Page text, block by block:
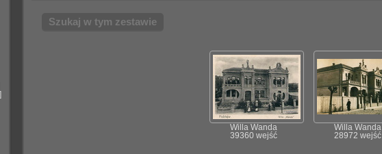
Szukaj w tym zestawie
Willa Wanda
39360 wejść
Willa Wanda
28972 wejść